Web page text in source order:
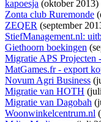
kapoesja (oktober 2013)
Zonta club Ruremonde
ZEQER (september
StiefManagement.nl:
Giethoorn boekingen
Migratie APS Projecten
MatGames.fr - export
Novum Agri Business
Migratie van HOTH
Migratie van Dagobah
Woonwinkelcentrum.nl